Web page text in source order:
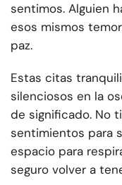
sentimos. Alguien
esos mismos
paz.
Estas citas
silenciosos en la
de significado. No
sentimientos para
espacio para
seguro volver a